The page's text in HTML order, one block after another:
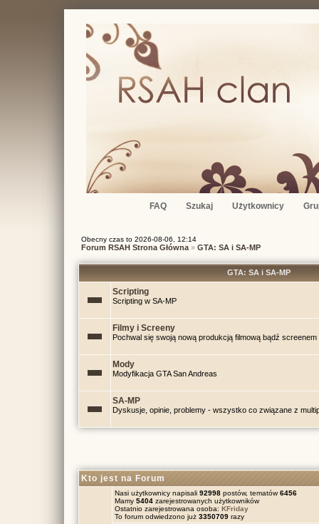
FAQ Szukaj Użytkownicy
Obecny czas to 2026-08-06, 12:14
Forum RSAH Strona Główna » GTA: SA i SA-MP
GTA: SA i SA-MP
Scripting
Scripting w SA-MP
Filmy i Screeny
Pochwal się swoją nową produkcją filmową bądź
Mody
Modyfikacja GTA San Andreas
SA-MP
Dyskusje, opinie, problemy - wszystko co związane z
Kto jest na Forum
Nasi użytkownicy napisali 92998 postów, tematów6456
Mamy 5404 zarejestrowanych użytkowników
Ostatnio zarejestrowana osoba: KFriday
To forum odwiedzono już 3350709 razy